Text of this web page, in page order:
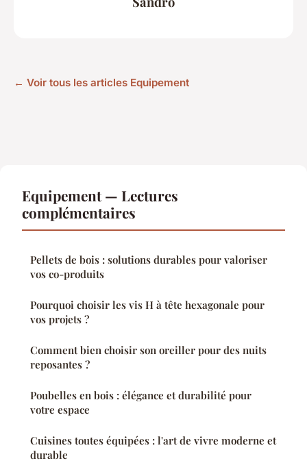
← Voir tous les articles Equipement
Equipement — Lectures
complémentaires
Pellets de bois : solutions durables pour valoriser
vos co-produits
Pourquoi choisir les vis H à tête hexagonale pour
vos projets ?
Comment bien choisir son oreiller pour des nuits
reposantes ?
Poubelles en bois : élégance et durabilité pour
votre espace
Cuisines toutes équipées : l'art de vivre moderne et
durable